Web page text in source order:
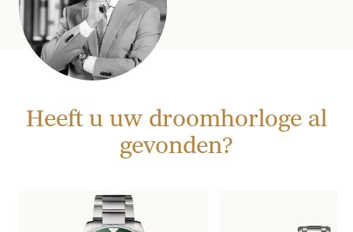
Heeft u uw droomhorloge al
gevonden?